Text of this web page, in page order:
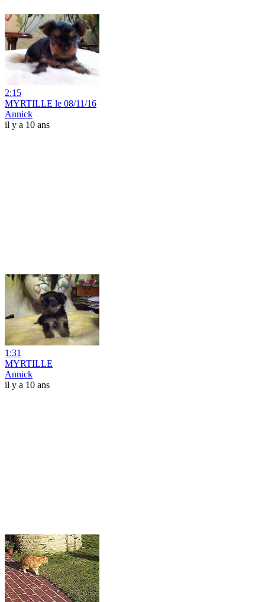
2:15
MYRTILLE le 08/11/16
Annick
il y a 10 ans
1:31
MYRTILLE
Annick
il y a 10 ans